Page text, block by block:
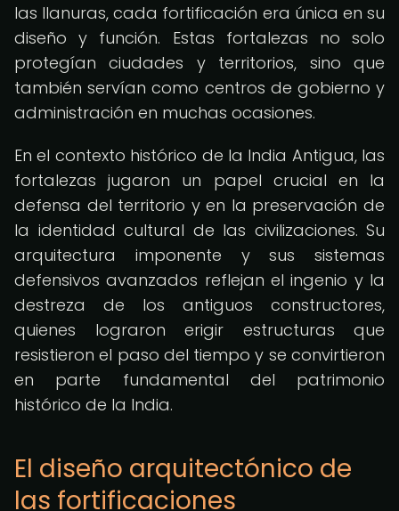
las llanuras, cada fortificación era única en su
diseño y función. Estas fortalezas no solo
protegían ciudades y territorios, sino que
también servían como centros de gobierno y
administración en muchas ocasiones.
En el contexto histórico de la India Antigua, las
fortalezas jugaron un papel crucial en la
defensa del territorio y en la preservación de
la identidad cultural de las civilizaciones. Su
arquitectura imponente y sus sistemas
defensivos avanzados reflejan el ingenio y la
destreza de los antiguos constructores,
quienes lograron erigir estructuras que
resistieron el paso del tiempo y se convirtieron
en parte fundamental del patrimonio
histórico de la India.
El diseño arquitectónico de
las fortificaciones